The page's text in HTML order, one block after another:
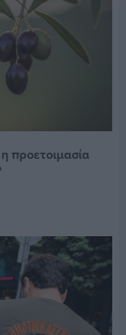
προετοιμασία